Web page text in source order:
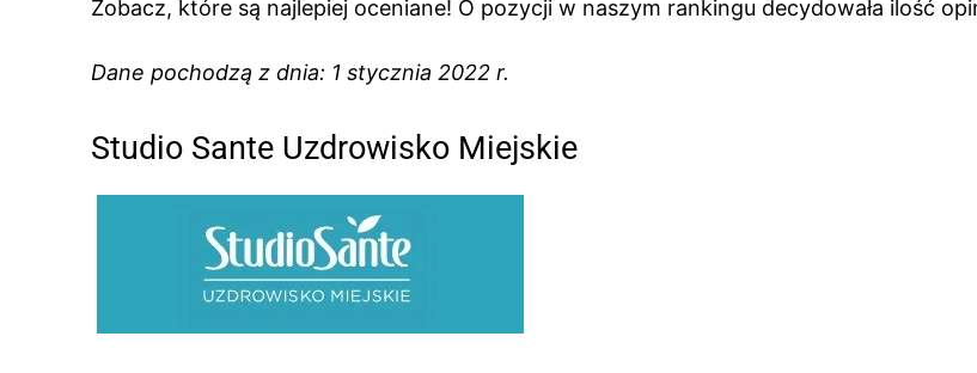
Zobacz, które są najlepiej oceniane! O pozycji w naszym rankingu decydowała ilość
Dane pochodzą z dnia: 1 stycznia 2022 r.
Studio Sante Uzdrowisko Miejskie